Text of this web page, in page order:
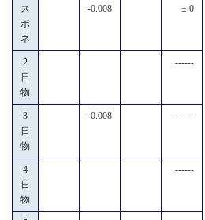
ス
ポ
ネ
-0.008 ± 0
2
日
物
------
3
日
物
-0.008 ------
4
日
物
------